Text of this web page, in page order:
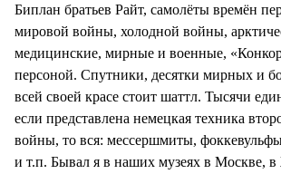
Биплан братьев Райт, самолёты времён
мировой войны, холодной войны,
медицинские, мирные и военные,
персоной. Спутники, десятки мирных и
всей своей красе стоит шаттл. Тысячи
если представлена немецкая техника
войны, то вся: мессершмиты,
и т.п. Бывал я в наших музеях в Москве, в